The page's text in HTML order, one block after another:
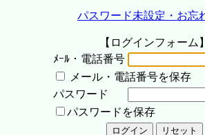
パスワード未設定・お忘
【ログインフォーム】
ﾒｰﾙ・電話番号
メール・電話番号を保存
パスワード
パスワードを保存